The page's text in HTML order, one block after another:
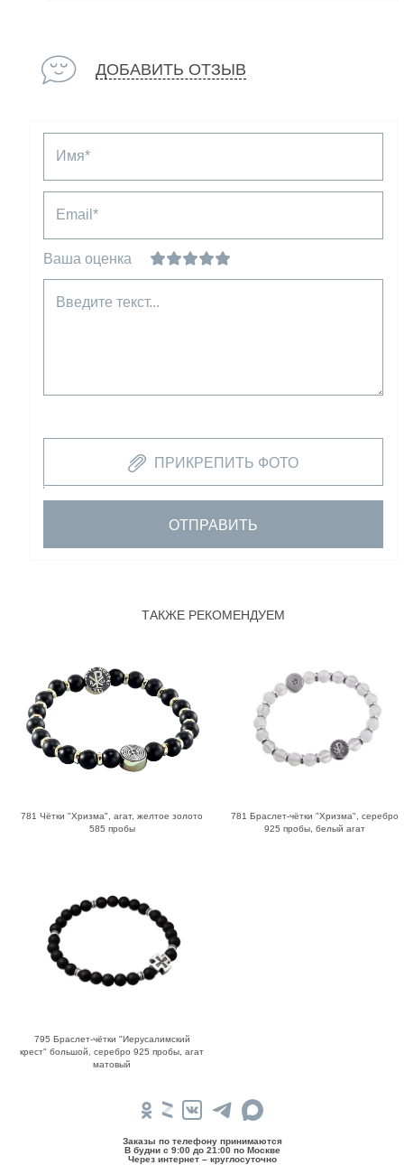
ДОБАВИТЬ ОТЗЫВ
Имя*
Email*
Ваша оценка
Введите текст...
ПРИКРЕПИТЬ ФОТО
ОТПРАВИТЬ
ТАКЖЕ РЕКОМЕНДУЕМ
781 Чётки "Хризма", агат, желтое золото
585 пробы
781 Браслет-чётки "Хризма", серебро
925 пробы, белый агат
795 Браслет-чётки "Иерусалимский
крест" большой, серебро 925 пробы, агат
матовый
Заказы по телефону принимаются
В будни c 9:00 до 21:00 по Москве
Через интернет – круглосуточно